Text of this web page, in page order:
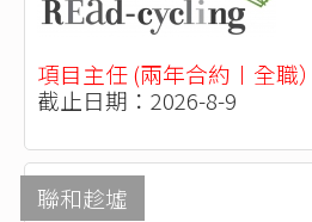
項目主任 (兩年合約〡全職）
截止日期：2026-8-9
聯和趁墟